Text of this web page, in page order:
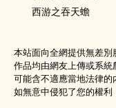
西游之吞天蟾
本站面向全網提供無差別
作品均由網友上傳或系統
可能含不適應當地法律的
如無意中侵犯了您的權利